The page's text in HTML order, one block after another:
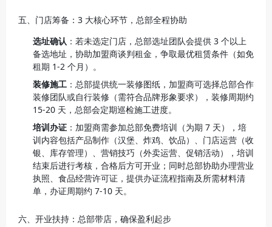
五、门店筹备：3 大核心环节，总部全程协助
选址确认 ：若未选定门店，总部选址团队会提供 3 个以上
备选地址，协助加盟商谈判租金，争取最优租赁条件（如免
租期 1-2 个月）。
装修施工 ：总部提供统一装修图纸，加盟商可选择总部合作
装修团队或自行装修（需符合品牌形象要求），装修周期约
15-20 天，总部会定期巡检施工进度。
培训办证 ：加盟商需参加总部免费培训（为期 7 天），培
训内容包括产品制作（汉堡、炸鸡、饮品）、门店运营（收
银、库存管理）、营销技巧（外卖运营、促销活动），培训
结束后进行考核，合格后方可开业；同时总部协助办理营业
执照、食品经营许可证，提供办证流程指南及所需材料清
单，办证周期约 7-10 天。
六、开业扶持：总部带店，确保盈利起步